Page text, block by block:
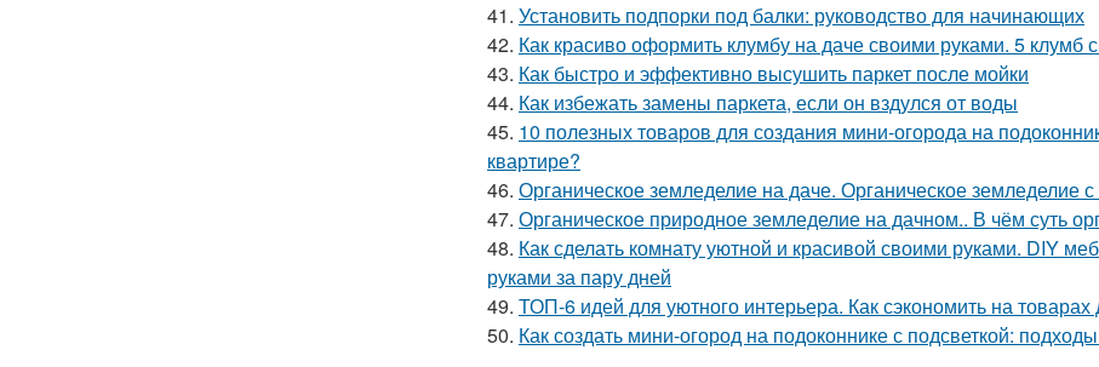
41. Установить подпорки под балки: руководство для начинающих
42. Как красиво оформить клумбу на даче своими руками. 5
43. Как быстро и эффективно высушить паркет после мойки
44. Как избежать замены паркета, если он вздулся от воды
45. 10 полезных товаров для создания мини-огорода на
квартире?
46. Органическое земледелие на даче. Органическое земледелие с
47. Органическое природное земледелие на дачном.. В чём суть
48. Как сделать комнату уютной и красивой своими руками. DIY
руками за пару дней
49. ТОП-6 идей для уютного интерьера. Как сэкономить на
50. Как создать мини-огород на подоконнике с подсветкой: